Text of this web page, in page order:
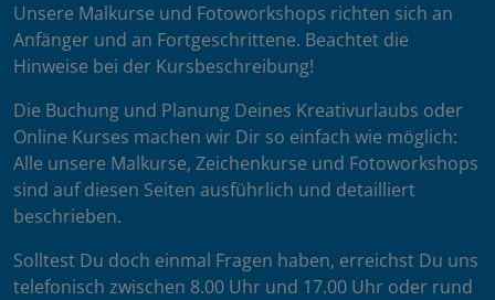
Unsere Malkurse und Fotoworkshops richten sich an
Anfänger und an Fortgeschrittene. Beachtet die
Hinweise bei der Kursbeschreibung!
Die Buchung und Planung Deines Kreativurlaubs oder
Online Kurses machen wir Dir so einfach wie möglich:
Alle unsere Malkurse, Zeichenkurse und Fotoworkshops
sind auf diesen Seiten ausführlich und detailliert
beschrieben.
Solltest Du doch einmal Fragen haben, erreichst Du uns
telefonisch zwischen 8.00 Uhr und 17.00 Uhr oder rund